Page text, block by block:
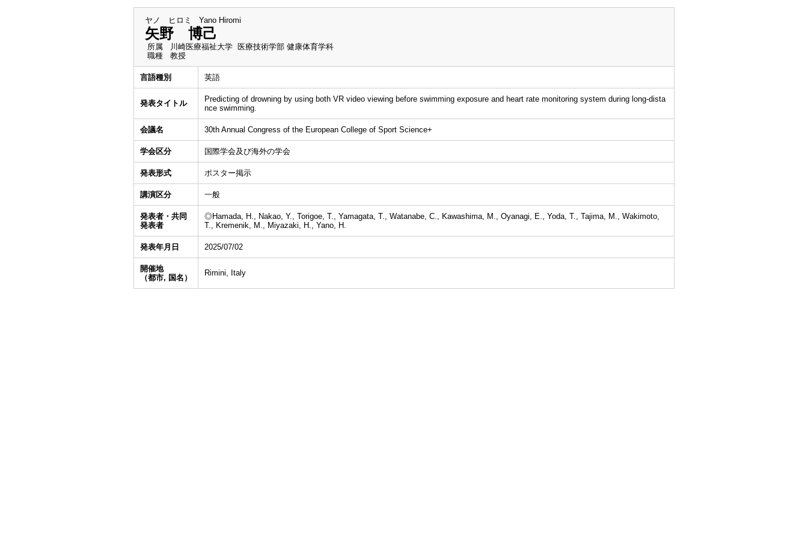
ヤノ ヒロミ Yano Hiromi
矢野 博己
所属
川崎医療福祉大学 医療技術学部 健康体育学科
職種
教授
言語種別 英語
発表タイトル
Predicting of drowning by using both VR video viewing before swimming exposure and heart rate monitoring system during long-dista
nce swimming.
会議名 30th Annual Congress of the European College of Sport Science+
学会区分 国際学会及び海外の学会
発表形式 ポスター掲示
講演区分 一般
発表者・共同
発表者
◎Hamada, H., Nakao, Y., Torigoe, T., Yamagata, T., Watanabe, C., Kawashima, M., Oyanagi, E., Yoda, T., Tajima, M., Wakimoto,
T., Kremenik, M., Miyazaki, H., Yano, H.
発表年月日 2025/07/02
開催地
（都市, 国名）
Rimini, Italy